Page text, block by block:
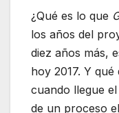
¿Qué es lo que
los años del
diez años más,
hoy 2017. Y
cuando llegue
de un proceso